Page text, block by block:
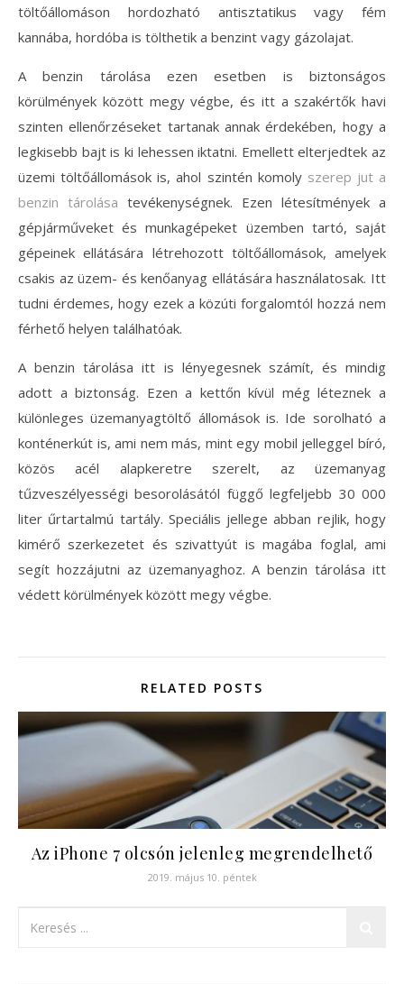
töltőállomáson hordozható antisztatikus vagy fém
kannába, hordóba is tölthetik a benzint vagy gázolajat.
A benzin tárolása ezen esetben is biztonságos
körülmények között megy végbe, és itt a szakértők havi
szinten ellenőrzéseket tartanak annak érdekében, hogy a
legkisebb bajt is ki lehessen iktatni. Emellett elterjedtek az
üzemi töltőállomások is, ahol szintén komoly szerep jut a
benzin tárolása tevékenységnek. Ezen létesítmények a
gépjárműveket és munkagépeket üzemben tartó, saját
gépeinek ellátására létrehozott töltőállomások, amelyek
csakis az üzem- és kenőanyag ellátására használatosak. Itt
tudni érdemes, hogy ezek a közúti forgalomtól hozzá nem
férhető helyen találhatóak.
A benzin tárolása itt is lényegesnek számít, és mindig
adott a biztonság. Ezen a kettőn kívül még léteznek a
különleges üzemanyagtöltő állomások is. Ide sorolható a
konténerkút is, ami nem más, mint egy mobil jelleggel bíró,
közös acél alapkeretre szerelt, az üzemanyag
tűzveszélyességi besorolásától függő legfeljebb 30 000
liter űrtartalmú tartály. Speciális jellege abban rejlik, hogy
kimérő szerkezetet és szivattyút is magába foglal, ami
segít hozzájutni az üzemanyaghoz. A benzin tárolása itt
védett körülmények között megy végbe.
RELATED POSTS
Az iPhone 7 olcsón jelenleg megrendelhető
2019. május 10. péntek